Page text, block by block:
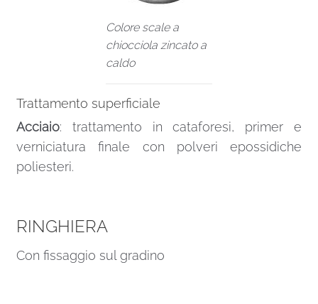
Colore scale a
chiocciola zincato a
caldo
Trattamento superficiale
Acciaio: trattamento in cataforesi, primer e
verniciatura finale con polveri epossidiche
poliesteri.
RINGHIERA
Con fissaggio sul gradino